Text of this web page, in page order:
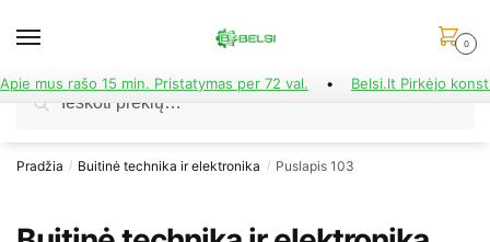
Ieškoti:
0
Pradžia / Buitinė technika ir elektronika / Puslapis 103
Apie mus rašo 15 min. Pristatymas per 72 val. • Belsi.lt Pirkėjo